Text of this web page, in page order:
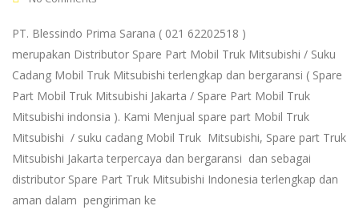
PT. Blessindo Prima Sarana ( 021 62202518 )
merupakan Distributor Spare Part Mobil Truk Mitsubishi / Suku
Cadang Mobil Truk Mitsubishi terlengkap dan bergaransi ( Spare
Part Mobil Truk Mitsubishi Jakarta / Spare Part Mobil Truk
Mitsubishi indonsia ). Kami Menjual spare part Mobil Truk
Mitsubishi / suku cadang Mobil Truk Mitsubishi, Spare part Truk
Mitsubishi Jakarta terpercaya dan bergaransi dan sebagai
distributor Spare Part Truk Mitsubishi Indonesia terlengkap dan
aman dalam pengiriman ke